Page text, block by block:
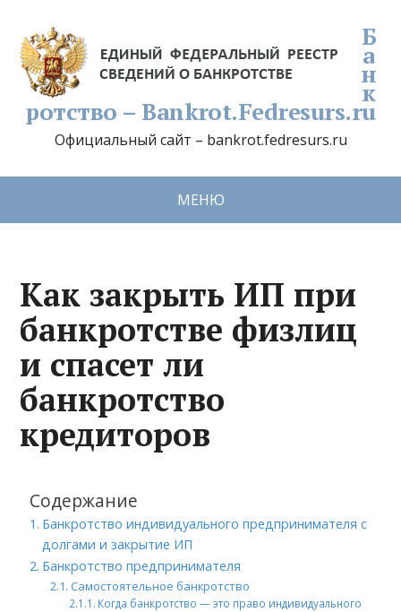
Б
а
н
к
ротство – Bankrot.Fedresurs.ru
Официальный сайт – bankrot.fedresurs.ru
МЕНЮ
Как закрыть ИП при
банкротстве физлиц
и спасет ли
банкротство
кредиторов
Содержание
Банкротство индивидуального предпринимателя с
долгами и закрытие ИП
Банкротство предпринимателя
Самостоятельное банкротство
Когда банкротство — это право индивидуального